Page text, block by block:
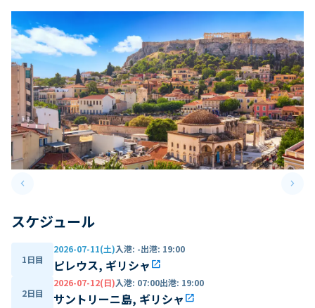
keyboard_arrow_leftPrevious slide keyboard_arrow_right
スケジュール
1日目
2026-07-11(土)入港: -出港: 19:00
ピレウス, ギリシャ open_in_new
2日目
2026-07-12(日)入港: 07:00出港: 19:00
サントリーニ島, ギリシャ open_in_new